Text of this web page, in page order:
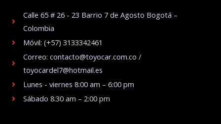
Calle 65 # 26 - 23 Barrio 7 de Agosto Bogotá –
Colombia
Móvil: (+57) 3133342461
Correo: contacto@toyocar.com.co /
toyocardel7@hotmail.es
Lunes - viernes 8:00 am – 6:00 pm
Sábado 8:30 am – 2:00 pm